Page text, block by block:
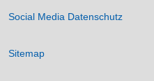
Social Media Datenschutz
Sitemap